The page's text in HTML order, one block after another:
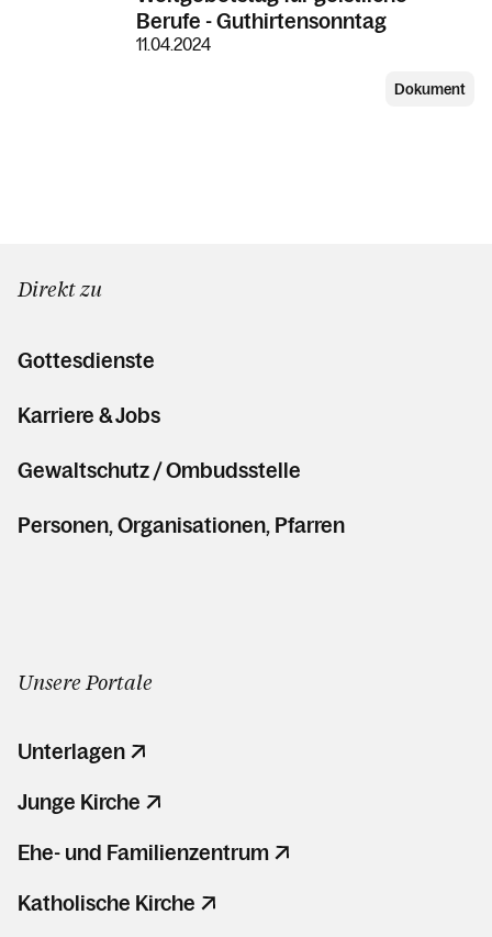
Berufe - Guthirtensonntag
11.04.2024
Dokument
Direkt zu
Gottesdienste
Karriere & Jobs
Gewaltschutz / Ombudsstelle
Personen, Organisationen, Pfarren
Unsere Portale
Unterlagen
Junge Kirche
Ehe- und Familienzentrum
Katholische Kirche